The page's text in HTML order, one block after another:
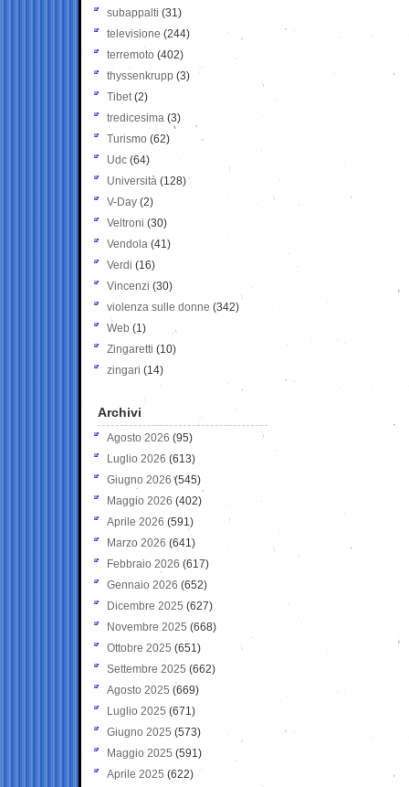
subappalti (31)
televisione(244)
terremoto (402)
thyssenkrupp (3)
Tibet(2)
tredicesima (3)
Turismo (62)
Udc (64)
Università (128)
V-Day (2)
Veltroni (30)
Vendola (41)
Verdi (16)
Vincenzi (30)
violenza sulle donne (342)
Web (1)
Zingaretti (10)
zingari (14)
Archivi
Agosto 2026 (95)
Luglio 2026 (613)
Giugno 2026 (545)
Maggio 2026 (402)
Aprile 2026 (591)
Marzo 2026 (641)
Febbraio 2026 (617)
Gennaio 2026 (652)
Dicembre 2025 (627)
Novembre 2025 (668)
Ottobre 2025 (651)
Settembre 2025 (662)
Agosto 2025 (669)
Luglio 2025 (671)
Giugno 2025 (573)
Maggio 2025 (591)
Aprile 2025 (622)